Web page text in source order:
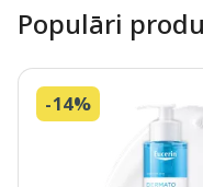
Populāri
-14%